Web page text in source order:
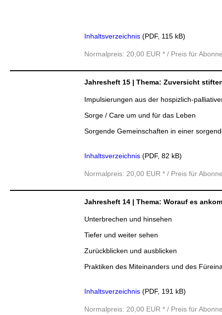
Inhaltsverzeichnis (PDF, 115 kB)
Normalpreis: 20,00 EUR * / Preis für
Jahresheft 15 | Thema: Zuversicht
Impulsierungen aus der hospizlich-
Sorge / Care um und für das Leben
Sorgende Gemeinschaften in einer
Inhaltsverzeichnis (PDF, 82 kB)
Normalpreis: 20,00 EUR * / Preis für
Jahresheft 14 | Thema: Worauf es
Unterbrechen und hinsehen
Tiefer und weiter sehen
Zurückblicken und ausblicken
Praktiken des Miteinanders und des
Inhaltsverzeichnis (PDF, 191 kB)
Normalpreis: 20,00 EUR * / Preis für